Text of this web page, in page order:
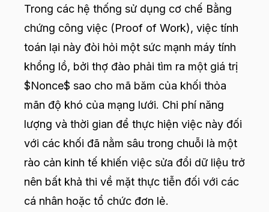
Trong các hệ thống sử dụng cơ chế Bằng
chứng công việc (Proof of Work), việc tính
toán lại này đòi hỏi một sức mạnh máy tính
khổng lồ, bởi thợ đào phải tìm ra một giá trị
$Nonce$ sao cho mã băm của khối thỏa
mãn độ khó của mạng lưới. Chi phí năng
lượng và thời gian để thực hiện việc này đối
với các khối đã nằm sâu trong chuỗi là một
rào cản kinh tế khiến việc sửa đổi dữ liệu trở
nên bất khả thi về mặt thực tiễn đối với các
cá nhân hoặc tổ chức đơn lẻ.